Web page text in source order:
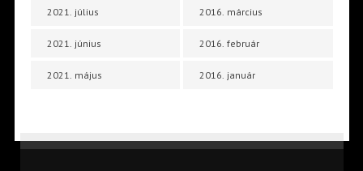
2021. július
2021. június
2021. május
2016. március
2016. február
2016. január